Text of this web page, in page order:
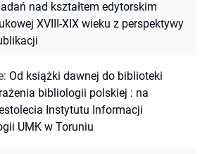
nad kształtem edytorskim
XVIII-XIX wieku z perspektywy
: Od książki dawnej do biblioteki
bibliologii polskiej : na
Instytutu Informacji
UMK w Toruniu